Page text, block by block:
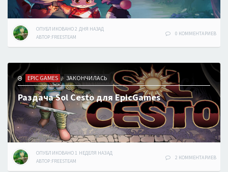
ОПУБЛИКОВАНО2 ДНЯ НАЗАД
АВТОР:FREESTEAM
0 КОММЕНТАРИЕВ
EPIC GAMES / ЗАКОНЧИЛАСЬ
Раздача Sol Cesto для EpicGames
ОПУБЛИКОВАНО 1 НЕДЕЛЯ НАЗАД
АВТОР:FREESTEAM
2 КОММЕНТАРИЕВ